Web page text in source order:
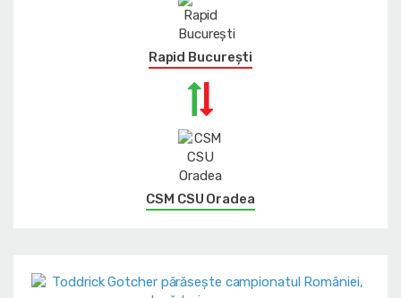
Rapid București
CSM CSU Oradea